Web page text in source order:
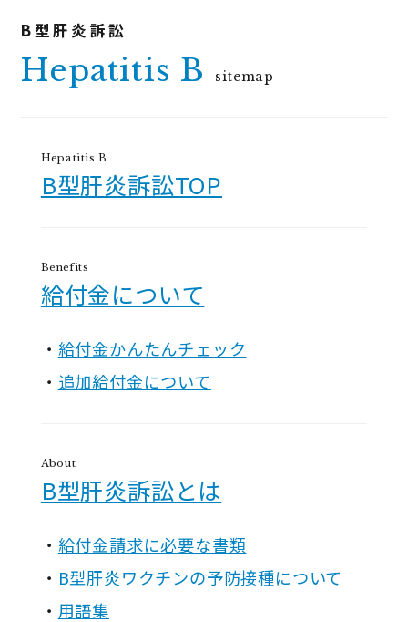
Hepatitis B sitemap
Hepatitis B
B型肝炎訴訟TOP
Benefits
給付金について
給付金かんたんチェック
追加給付金について
About
B型肝炎訴訟とは
給付金請求に必要な書類
B型肝炎ワクチンの予防接種について
用語集